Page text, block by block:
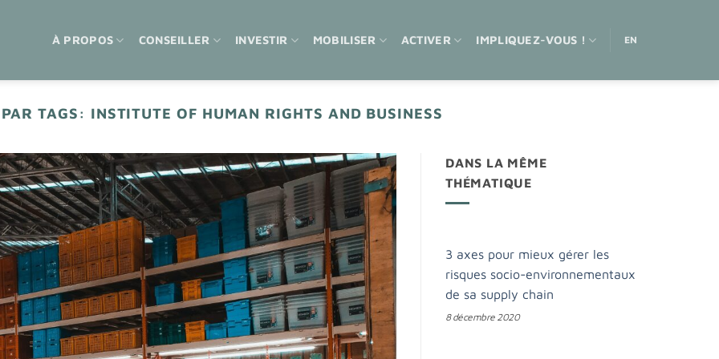
À PROPOS CONSEILLER INVESTIR MOBILISER ACTIVER IMPLIQUEZ-VOUS ! EN
TAGS: INSTITUTE OF HUMAN RIGHTS AND BUSINESS
DANS LA MÊME
THÉMATIQUE
3 axes pour mieux gérer les
risques socio-environnementaux
de sa supply chain
8 décembre 2020